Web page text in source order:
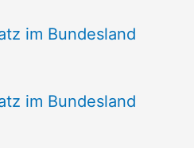
im Bundesland
im Bundesland